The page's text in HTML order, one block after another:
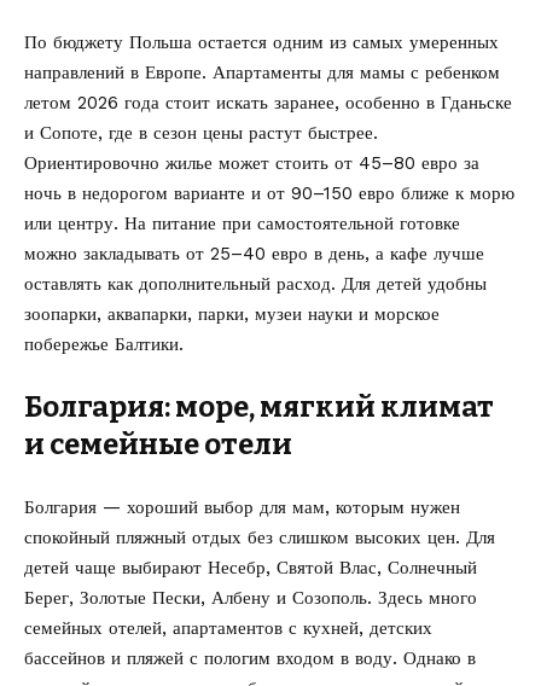
По бюджету Польша остается одним из самых умеренных
направлений в Европе. Апартаменты для мамы с ребенком
летом 2026 года стоит искать заранее, особенно в Гданьске
и Сопоте, где в сезон цены растут быстрее.
Ориентировочно жилье может стоить от 45–80 евро за
ночь в недорогом варианте и от 90–150 евро ближе к морю
или центру. На питание при самостоятельной готовке
можно закладывать от 25–40 евро в день, а кафе лучше
оставлять как дополнительный расход. Для детей удобны
зоопарки, аквапарки, парки, музеи науки и морское
побережье Балтики.
Болгария: море, мягкий климат
и семейные отели
Болгария — хороший выбор для мам, которым нужен
спокойный пляжный отдых без слишком высоких цен. Для
детей чаще выбирают Несебр, Святой Влас, Солнечный
Берег, Золотые Пески, Албену и Созополь. Здесь много
семейных отелей, апартаментов с кухней, детских
бассейнов и пляжей с пологим входом в воду. Однако в